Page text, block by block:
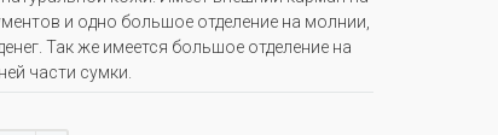
и одно большое отделение на молнии,
Так же имеется большое отделение на
части сумки.